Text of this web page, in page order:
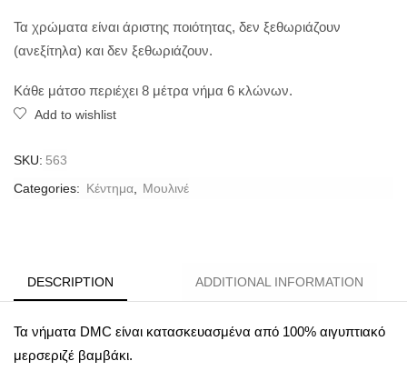
Τα χρώματα είναι άριστης ποιότητας, δεν ξεθωριάζουν
(ανεξίτηλα) και δεν ξεθωριάζουν.
Κάθε μάτσο περιέχει 8 μέτρα νήμα 6 κλώνων.
Add to wishlist
SKU: 563
Categories: Κέντημα, Μουλινέ
DESCRIPTION ADDITIONAL INFORMATION
Τα νήματα DMC είναι κατασκευασμένα από 100% αιγυπτιακό
μερσεριζέ βαμβάκι.